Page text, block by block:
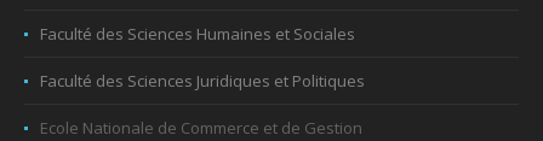
Faculté des Sciences Humaines et Sociales
Faculté des Sciences Juridiques et Politiques
Ecole Nationale de Commerce et de Gestion